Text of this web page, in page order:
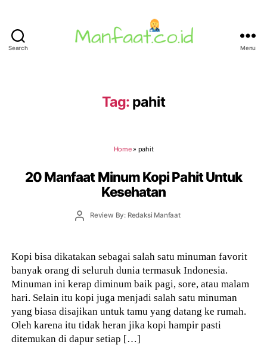
Search Menu
Tag: pahit
Home» pahit
20 Manfaat Minum Kopi Pahit Untuk
Kesehatan
PostReview By: Redaksi Manfaat
Kopi bisa dikatakan sebagai salah satu minuman favorit
banyak orang di seluruh dunia termasuk Indonesia.
Minuman ini kerap diminum baik pagi, sore, atau malam
hari. Selain itu kopi juga menjadi salah satu minuman
yang biasa disajikan untuk tamu yang datang ke rumah.
Oleh karena itu tidak heran jika kopi hampir pasti
ditemukan di dapur setiap […]